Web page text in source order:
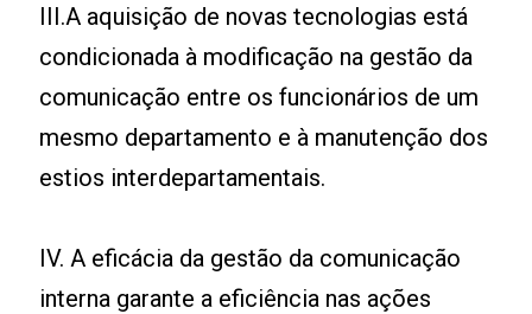
III.A aquisição de novas tecnologias está
condicionada à modificação na gestão da
comunicação entre os funcionários de um
mesmo departamento e à manutenção dos
estios interdepartamentais.
IV. A eficácia da gestão da comunicação
interna garante a eficiência nas ações